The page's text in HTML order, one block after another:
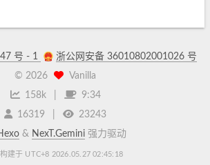
号 - 1
浙公网安备 36010802001026 号
© 2026
Vanilla
158k
9:34
16319
23243
& NexT.Gemini 强力驱动
构建于 UTC+8 2026.05.27 02:45:18